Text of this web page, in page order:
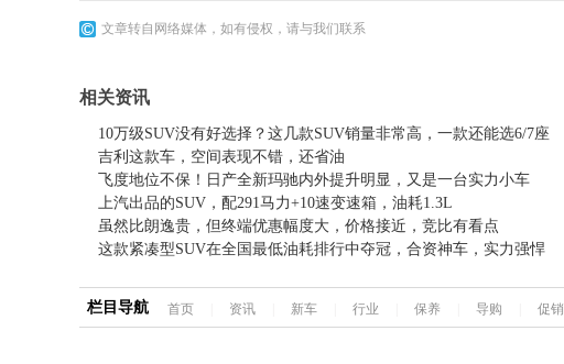
文章转自网络媒体，如有侵权，请与我们联系
相关资讯
10万级SUV没有好选择？这几款SUV销量非常高，一款还能选6/7座
吉利这款车，空间表现不错，还省油
飞度地位不保！日产全新玛驰内外提升明显，又是一台实力小车
上汽出品的SUV，配291马力+10速变速箱，油耗1.3L
虽然比朗逸贵，但终端优惠幅度大，价格接近，竞比有看点
这款紧凑型SUV在全国最低油耗排行中夺冠，合资神车，实力强悍
栏目导航 首页 资讯 新车 行业 保养 导购 促销